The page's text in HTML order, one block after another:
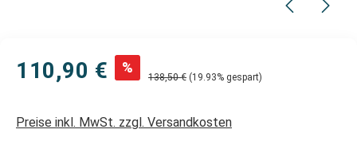
110,90 € %
138,50 € (19.93% gespart)
Preise inkl. MwSt. zzgl. Versandkosten